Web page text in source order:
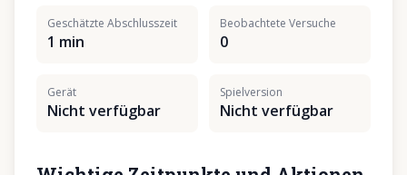
Geschätzte Abschlusszeit
1 min
Beobachtete Versuche
0
Gerät
Nicht verfügbar
Spielversion
Nicht verfügbar